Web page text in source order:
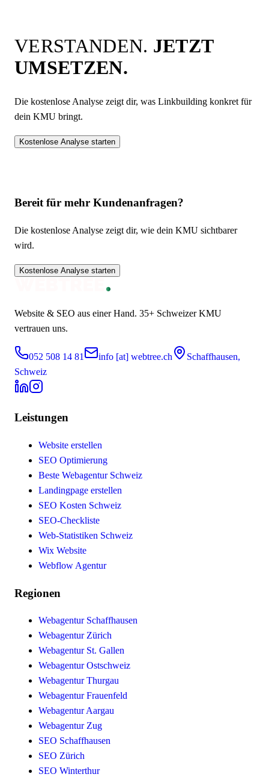
VERSTANDEN. JETZT
UMSETZEN.
Die kostenlose Analyse zeigt dir, was Linkbuilding konkret für
dein KMU bringt.
Kostenlose Analyse starten
Bereit für mehr Kundenanfragen?
Die kostenlose Analyse zeigt dir, wie dein KMU sichtbarer
wird.
Kostenlose Analyse starten
Website & SEO aus einer Hand. 35+ Schweizer KMU
vertrauen uns.
052 508 14 81 info [at] webtree.ch
Schaffhausen,
Schweiz
Leistungen
Website erstellen
SEO Optimierung
Beste Webagentur Schweiz
Landingpage erstellen
SEO Kosten Schweiz
SEO-Checkliste
Web-Statistiken Schweiz
Wix Website
Webflow Agentur
Regionen
Webagentur Schaffhausen
Webagentur Zürich
Webagentur St. Gallen
Webagentur Ostschweiz
Webagentur Thurgau
Webagentur Frauenfeld
Webagentur Aargau
Webagentur Zug
SEO Schaffhausen
SEO Zürich
SEO Winterthur